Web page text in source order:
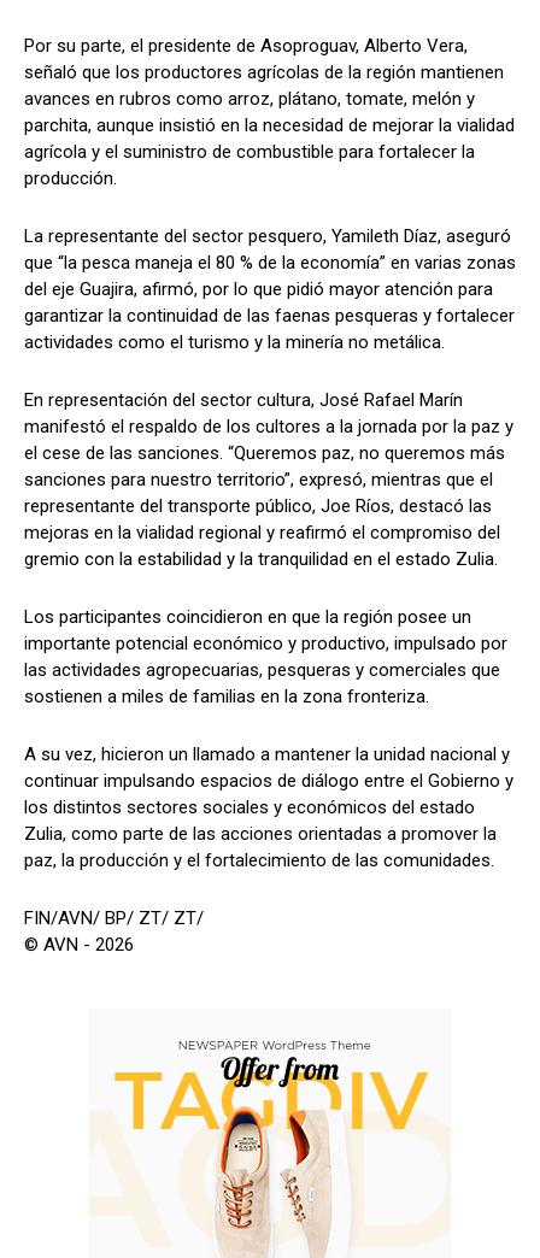
Por su parte, el presidente de Asoproguav, Alberto Vera,
señaló que los productores agrícolas de la región mantienen
avances en rubros como arroz, plátano, tomate, melón y
parchita, aunque insistió en la necesidad de mejorar la vialidad
agrícola y el suministro de combustible para fortalecer la
producción.
La representante del sector pesquero, Yamileth Díaz, aseguró
que “la pesca maneja el 80 % de la economía” en varias zonas
del eje Guajira, afirmó, por lo que pidió mayor atención para
garantizar la continuidad de las faenas pesqueras y fortalecer
actividades como el turismo y la minería no metálica.
En representación del sector cultura, José Rafael Marín
manifestó el respaldo de los cultores a la jornada por la paz y
el cese de las sanciones. “Queremos paz, no queremos más
sanciones para nuestro territorio”, expresó, mientras que el
representante del transporte público, Joe Ríos, destacó las
mejoras en la vialidad regional y reafirmó el compromiso del
gremio con la estabilidad y la tranquilidad en el estado Zulia.
Los participantes coincidieron en que la región posee un
importante potencial económico y productivo, impulsado por
las actividades agropecuarias, pesqueras y comerciales que
sostienen a miles de familias en la zona fronteriza.
A su vez, hicieron un llamado a mantener la unidad nacional y
continuar impulsando espacios de diálogo entre el Gobierno y
los distintos sectores sociales y económicos del estado
Zulia, como parte de las acciones orientadas a promover la
paz, la producción y el fortalecimiento de las comunidades.
FIN/AVN/ BP/ ZT/ ZT/
© AVN - 2026